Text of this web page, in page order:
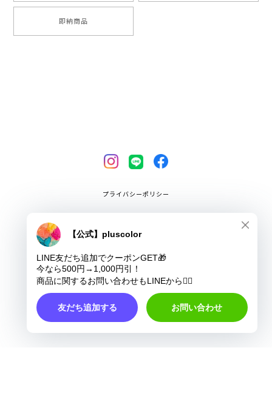
即納商品
プライバシーポリシー